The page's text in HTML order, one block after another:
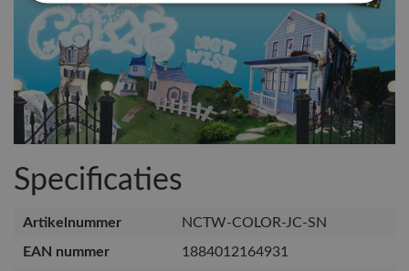
Specificaties
Artikelnummer
NCTW-COLOR-JC-SN
EAN nummer
1884012164931